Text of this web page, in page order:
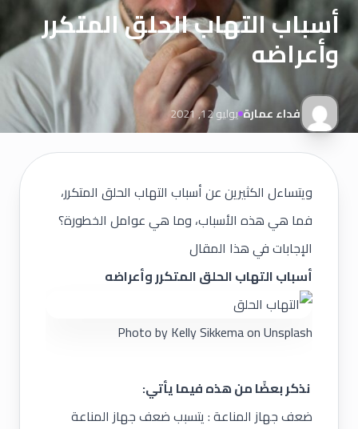
أسباب التهاب الحلق المتكرر
وأعراضه
فداء عمارة يوليو 12, 2021
ويتساءل الكثيرين عن أسباب التهاب الحلق المتكرر،
فما هي هذه الأسباب، وما هي عوامل الخطورة؟
الإجابات في هذا المقال
أسباب التهاب الحلق المتكرر وأعراضه
Photo byKelly SikkemaonUnsplash
نذكر بعضًا من هذه فيما يأتي:
ضعف جهاز المناعة : يتسبب ضعف جهاز المناعة